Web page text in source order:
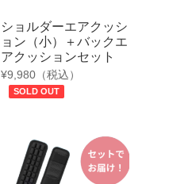
ショルダーエアクッシ
ョン（小）＋バックエ
アクッションセット
¥9,980 （税込）
SOLD OUT